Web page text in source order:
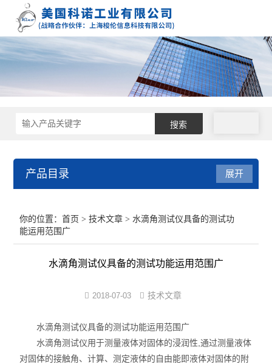
产品目录
表面张力仪
界面张力仪
界面弹性系数仪
表面清洁度分析仪
展开
你的位置：首页 >技术文章 > 水滴角测试仪具备的测试功
能运用范围广
水滴角测试仪具备的测试功能运用范围广
2018-07-03 技术文章
水滴角测试仪具备的测试功能运用范围广
水滴角测试仪用于测量液体对固体的浸润性,通过测量液体
对固体的接触角、计算、测定液体的自由能即液体对固体的附